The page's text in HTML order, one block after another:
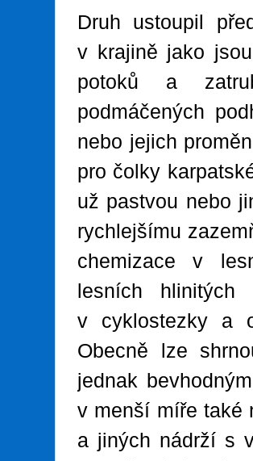
Druh ustoupil
v krajině jako
potoků a
podmáčených
nebo jejich
pro čolky
už pastvou nebo
rychlejšímu
chemizace v
lesních
v cyklostezky a
Obecně lze
jednak
v menší míře také
a jiných nádrží s